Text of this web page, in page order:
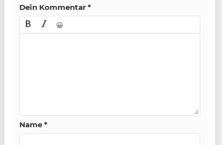
Dein Kommentar *
😀
Name *